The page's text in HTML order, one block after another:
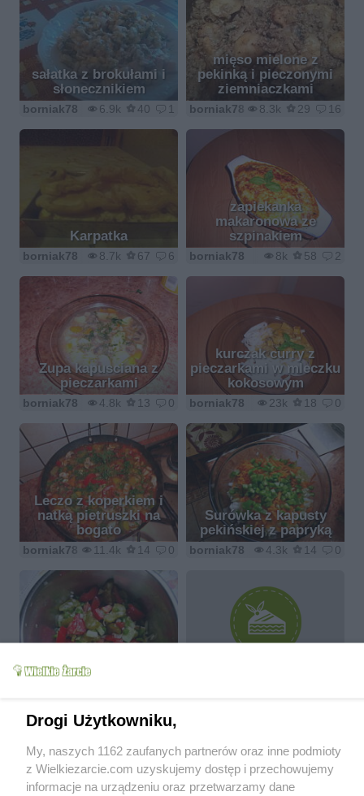
sałatka z brokułami i
słonecznikiem
6.9k 40 1
borniak78
mięso mielone z
pekinką i pieczonymi
ziemniaczkami
8.3k 29 16
borniak78
Karpatka
8.7k 67 6
borniak78
zapiekanka
makaronowa ze
szpinakiem
8k 58 2
borniak78
Zupa kapusciana z
pieczarkami
4.8k 13 0
borniak78
kurczak curry z
pieczarkami w mleczku
kokosowym
23k 18 0
borniak78
Leczo z koperkiem i
natką pietruszki na
bogato
11.4k 14 0
borniak78
Surówka z kapusty
pekińskiej z papryką
4.3k 14 0
borniak78
Pyszna salatka
obiadowa dla 2 osob
Drogi Użytkowniku,
My, naszych 1162 zaufanych partnerów oraz inne podmioty
z Wielkiezarcie.com uzyskujemy dostęp i przechowujemy
informacje na urządzeniu oraz przetwarzamy dane